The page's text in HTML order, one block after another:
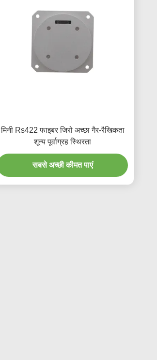
मिनी Rs422 फाइबर जिरो अच्छा गैर-रैखिकता
शून्य पूर्वाग्रह स्थिरता
सबसे अच्छी कीमत पाएं